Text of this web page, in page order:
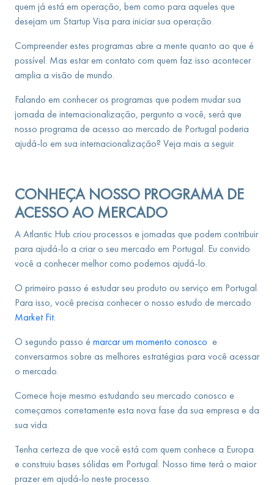
quem já está em operação, bem como para aqueles que
desejam um Startup Visa para iniciar sua operação.
Compreender estes programas abre a mente quanto ao que é
possível. Mas estar em contato com quem faz isso acontecer
amplia a visão de mundo.
Falando em conhecer os programas que podem mudar sua
jornada de internacionalização, pergunto a você, será que
nosso programa de acesso ao mercado de Portugal poderia
ajudá-lo em sua internacionalização? Veja mais a seguir.
CONHEÇA NOSSO PROGRAMA DE
ACESSO AO MERCADO
A Atlantic Hub criou processos e jornadas que podem contribuir
para ajudá-lo a criar o seu mercado em Portugal. Eu convido
você a conhecer melhor como podemos ajudá-lo.
O primeiro passo é estudar seu produto ou serviço em Portugal.
Para isso, você precisa conhecer o nosso estudo de mercado
Market Fit.
O segundo passo é marcar um momento conosco e
conversarmos sobre as melhores estratégias para você acessar
o mercado.
Comece hoje mesmo estudando seu mercado conosco e
começamos corretamente esta nova fase da sua empresa e da
sua vida.
Tenha certeza de que você está com quem conhece a Europa
e construiu bases sólidas em Portugal. Nosso time terá o maior
prazer em ajudá-lo neste processo.